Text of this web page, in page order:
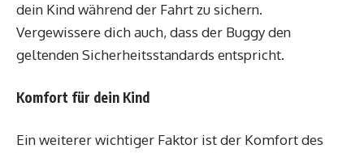
dein Kind während der Fahrt zu sichern.
Vergewissere dich auch, dass der Buggy den
geltenden Sicherheitsstandards entspricht.
Komfort für dein Kind
Ein weiterer wichtiger Faktor ist der Komfort des